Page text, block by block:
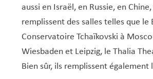
aussi en Israël, en Russie, en
remplissent des salles telles que le
Conservatoire Tchaïkovski à
Wiesbaden et Leipzig, le Thalia
Bien sûr, ils remplissent